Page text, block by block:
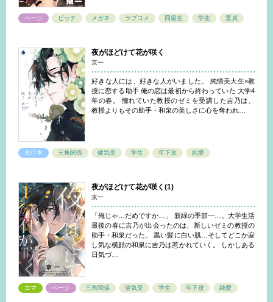
ページ ビッチ メガネ ラブコメ 同級生 学生 童貞
夜がほどけて花が咲く
京一
好きな人には、好きな人がいました。 純情美大生×教
授に恋する助手 俺の恋は最初から終わっていた 大学4
年の春。 憧れていた教授のゼミを受講した吉乃は、
教授よりもその助手・和泉の美しさに心を奪われ…
単行本 三角関係 健気受 学生 年下攻 純愛
夜がほどけて花が咲く(1)
京一
「俺じゃ…だめですか…」 新緑の季節―…。大学生活
最後の春に吉乃が出会ったのは、新しいゼミの教授の
助手・和泉だった。 黒い髪に白い肌…そしてどこか寂
し気な横顔の和泉に吉乃は惹かれていく。 しかしある
日気づ…
コマ ページ 三角関係 健気受 学生 年下攻 純愛